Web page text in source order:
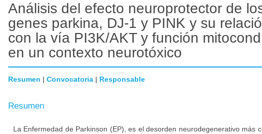
Análisis del efecto neuroprotector de
genes parkina, DJ-1 y PINK y su
con la vía PI3K/AKT y función
en un contexto neurotóxico
Resumen | Convocatoria | Responsable
Resumen
La Enfermedad de Parkinson (EP), es el desorden neurodegenerativo más